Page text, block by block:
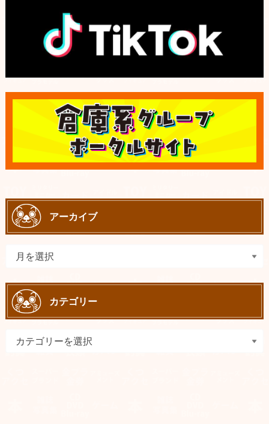
アーカイブ
カテゴリー